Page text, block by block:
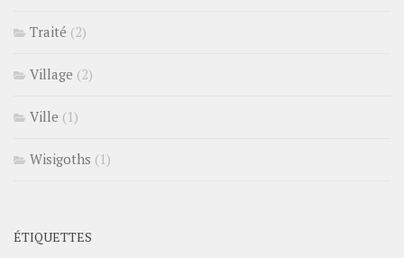
Traité (2)
Village (2)
Ville (1)
Wisigoths (1)
ÉTIQUETTES